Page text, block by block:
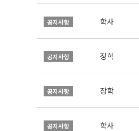
공지사항 학사
공지사항 장학
공지사항 장학
공지사항 학사